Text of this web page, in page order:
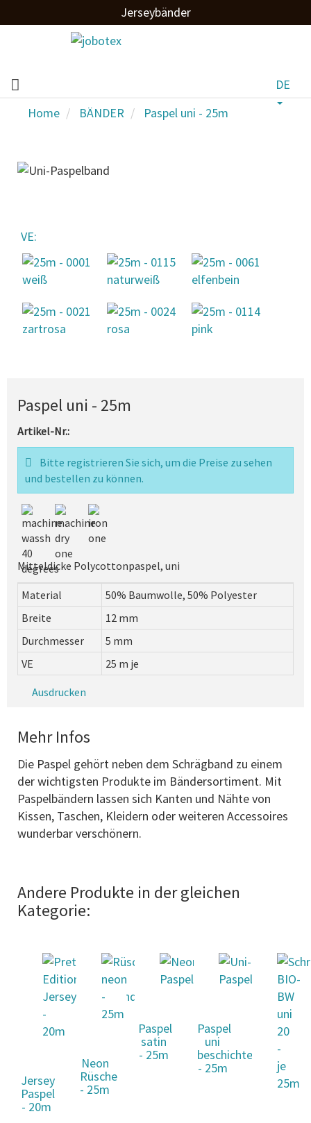
Jerseybänder
DE
Home
BÄNDER Paspel uni - 25m
VE:
Paspel uni - 25m
Artikel-Nr.:
Bitte registrieren Sie sich, um die Preise zu sehen
und bestellen zu können.
Mitteldicke Polycottonpaspel, uni
Material
50% Baumwolle, 50% Polyester
Breite
12 mm
Durchmesser
5 mm
VE
25 m je
Ausdrucken
Mehr Infos
Die Paspel gehört neben dem Schrägband zu einem
der wichtigsten Produkte im Bändersortiment. Mit
Paspelbändern lassen sich Kanten und Nähte von
Kissen, Taschen, Kleidern oder weiteren Accessoires
wunderbar verschönern.
Andere Produkte in der gleichen
Kategorie:
Jersey
Paspel
- 20m
Neon
Rüsche
- 25m
Paspel
satin
- 25m
Paspel
uni
beschichtet
- 25m